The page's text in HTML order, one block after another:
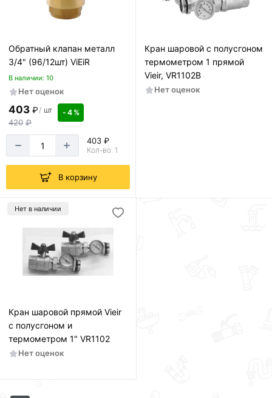
Обратный клапан металл
3/4" (96/12шт) ViEiR
В наличии: 10
Нет оценок
403 ₽/ шт
420 ₽
- 4 %
403 ₽
Кол-во: 1
В корзину
Кран шаровой с полусгоном
термометром 1 прямой
Vieir, VR1102B
Нет оценок
Нет в наличии
Кран шаровой прямой Vieir
с полусгоном и
термометром 1" VR1102
Нет оценок